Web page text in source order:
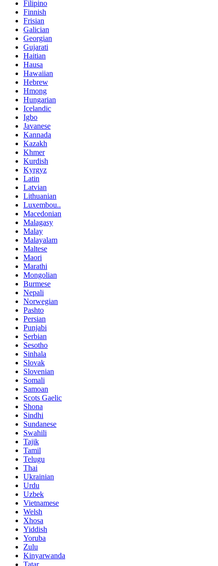
Filipino
Finnish
Frisian
Galician
Georgian
Gujarati
Haitian
Hausa
Hawaiian
Hebrew
Hmong
Hungarian
Icelandic
Igbo
Javanese
Kannada
Kazakh
Khmer
Kurdish
Kyrgyz
Latin
Latvian
Lithuanian
Luxembou..
Macedonian
Malagasy
Malay
Malayalam
Maltese
Maori
Marathi
Mongolian
Burmese
Nepali
Norwegian
Pashto
Persian
Punjabi
Serbian
Sesotho
Sinhala
Slovak
Slovenian
Somali
Samoan
Scots Gaelic
Shona
Sindhi
Sundanese
Swahili
Tajik
Tamil
Telugu
Thai
Ukrainian
Urdu
Uzbek
Vietnamese
Welsh
Xhosa
Yiddish
Yoruba
Zulu
Kinyarwanda
Tatar